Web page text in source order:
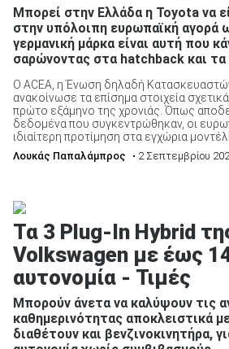
Μπορεί στην Ελλάδα η Toyota να
στην υπόλοιπη ευρωπαϊκή αγορά
γερμανική μάρκα είναι αυτή που
σαρώνοντας στα hatchback και τα
O ACEA, η Ένωση δηλαδή
ανακοίνωσε τα επίσημα στοιχεία
πρώτο εξάμηνο της χρονιάς. Όπως
δεδομένα που συγκεντρώθηκαν, οι
ιδιαίτερη προτίμηση στα εγχώρια
Λουκάς Παπαλάμπρος • 2 Σεπτεμβρίου
Τα 3 Plug-In Hybrid
Volkswagen με έως
αυτονομία - Τιμές
Μπορούν άνετα να καλύψουν τις
καθημερινότητας αποκλειστικά
διαθέτουν και βενζινοκινητήρα,